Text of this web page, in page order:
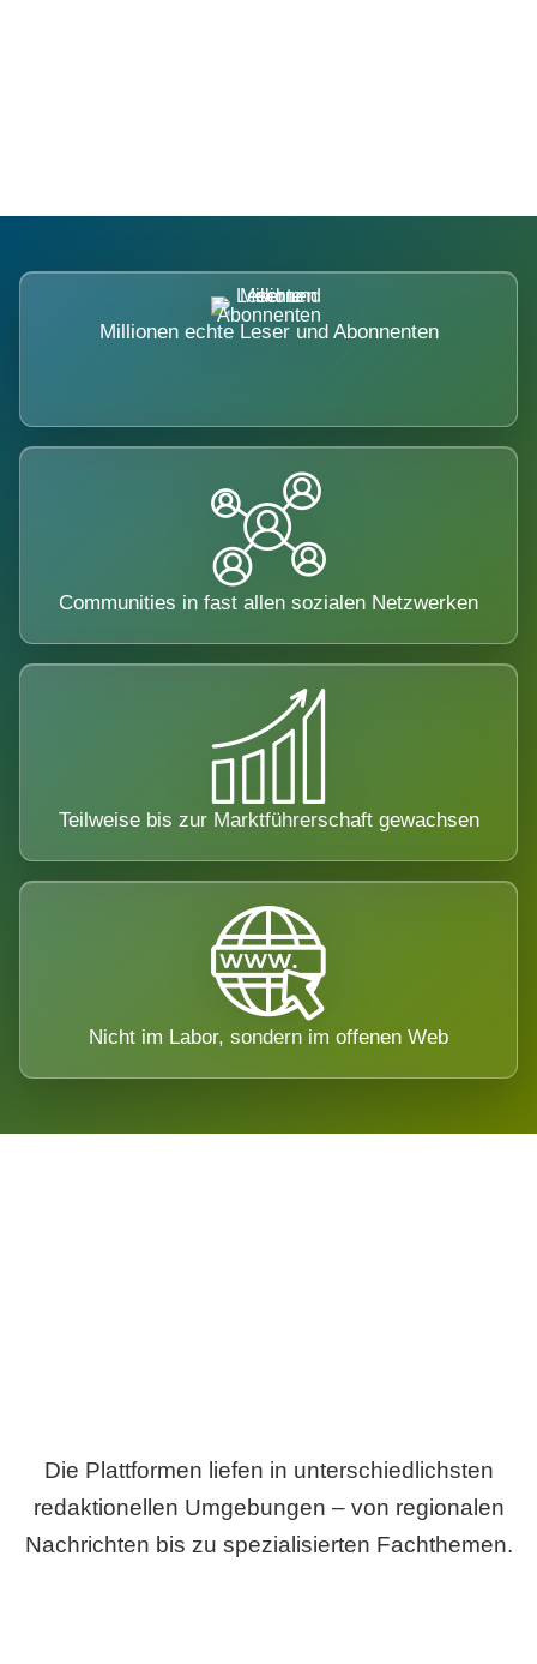
Millionen echte Leser und Abonnenten
Communities in fast allen sozialen Netzwerken
Teilweise bis zur Marktführerschaft gewachsen
Nicht im Labor, sondern im offenen Web
Die Plattformen liefen in unterschiedlichsten
redaktionellen Umgebungen – von regionalen
Nachrichten bis zu spezialisierten Fachthemen.